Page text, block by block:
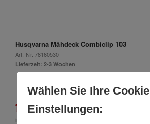
Husqvarna Mähdeck Combiclip 103
Art.-Nr. 78160530
Lieferzeit: 2-3 Wochen
1.163,99 €
inkl. MwSt.
Wählen Sie Ihre Cookie
Einstellungen: